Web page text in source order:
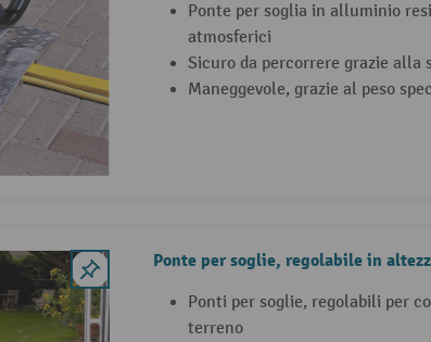
Ponte per soglia in alluminio
atmosferici
Sicuro da percorrere grazie alla
Maneggevole, grazie al peso
Ponte per soglie, regolabile in
Ponti per soglie, regolabili per
terreno